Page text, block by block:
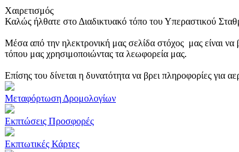
Χαιρετισμός
Καλώς ήλθατε στο Διαδικτυακό τόπο του Υπεραστικού
Μέσα από την ηλεκτρονική μας σελίδα στόχος μας είναι
τόπου μας χρησιμοποιώντας τα λεωφορεία μας.
Επίσης του δίνεται η δυνατότητα να βρει πληροφορίες για
Μεταφόρτωση Δρομολογίων
Εκπτώσεις Προσφορές
Εκπτωτικές Κάρτες